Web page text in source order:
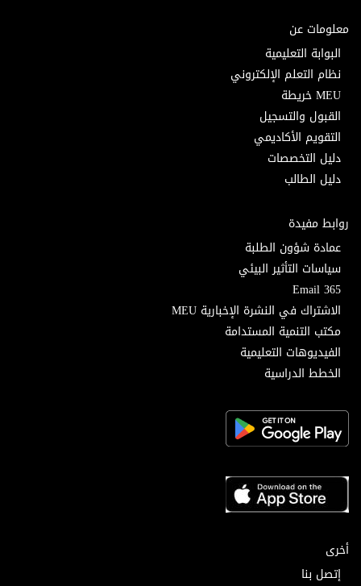
معلومات عن
البوابة التعليمية
نظام التعلم الإلكتروني
MEU خريطة
القبول والتسجيل
التقويم الأكاديمي
دليل التخصصات
دليل الطالب
روابط مفيدة
عمادة شؤون الطلبة
سياسات التأثير البيئي
Email 365
الاشتراك في النشرة الإخبارية MEU
مكتب التنمية المستدامة
الفيديوهات التعليمية
الخطط الدراسية
أخرى
إتصل بنا